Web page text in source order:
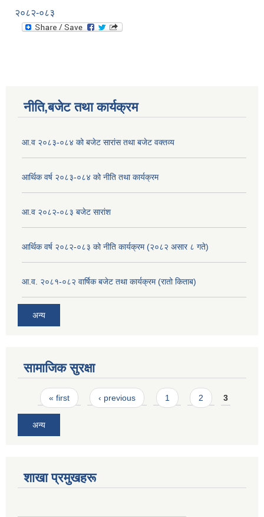
२०८२-०८३
नीति,बजेट तथा कार्यक्रम
आ.व २०८३-०८४ को बजेट सारांस तथा बजेट वक्तव्य
आर्थिक वर्ष २०८३-०८४ को नीति तथा कार्यक्रम
आ.व २०८२-०८३ बजेट सारांश
आर्थिक वर्ष २०८२-०८३ को नीति कार्यक्रम (२०८२ असार ८ गते)
आ.व. २०८१-०८२ वार्षिक बजेट तथा कार्यक्रम (रातो किताब)
अन्य
सामाजिक सुरक्षा
Pages
« first ‹ previous 1 2 3
अन्य
शाखा प्रमुखहरू